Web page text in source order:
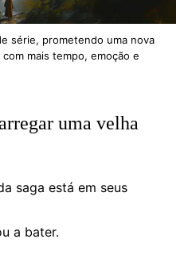
série, prometendo uma nova
mais tempo, emoção e
uma velha
saga está em seus
a bater.